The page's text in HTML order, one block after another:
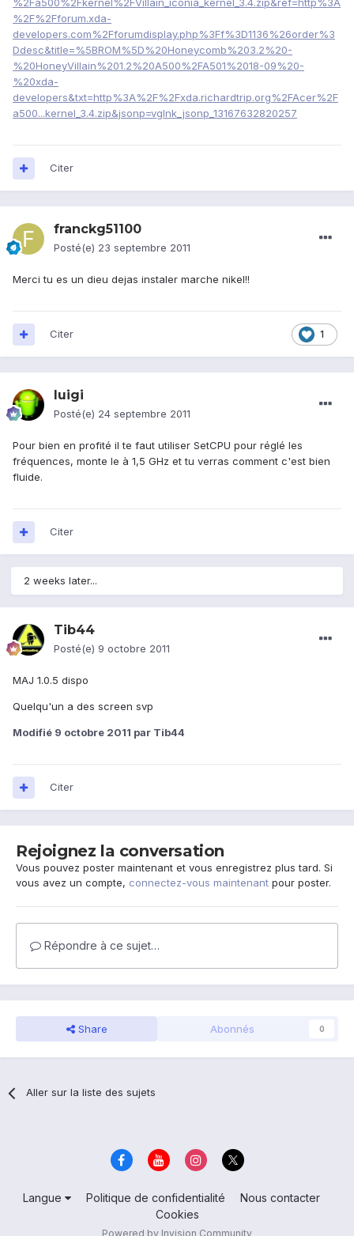
%2Fa500%2Fkernel%2FVillain_iconia_kernel_3.4.zip&ref=http%3A
%2F%2Fforum.xda-
developers.com%2Fforumdisplay.php%3Ff%3D1136%26order%3
Ddesc&title=%5BROM%5D%20Honeycomb%203.2%20-
%20HoneyVillain%201.2%20A500%2FA501%2018-09%20-
%20xda-
developers&txt=http%3A%2F%2Fxda.richardtrip.org%2FAcer%2F
a500...kernel_3.4.zip&jsonp=vglnk_jsonp_13167632820257
Citer
franckg51100
Posté(e) 23 septembre 2011
Merci tu es un dieu dejas instaler marche nikel!!
1
Citer
luigi
Posté(e) 24 septembre 2011
Pour bien en profité il te faut utiliser SetCPU pour réglé les
fréquences, monte le à 1,5 GHz et tu verras comment c'est bien
fluide.
Citer
2 weeks later...
Tib44
Posté(e) 9 octobre 2011
MAJ 1.0.5 dispo
Quelqu'un a des screen svp
Modifié 9 octobre 2011 par Tib44
Citer
Rejoignez la conversation
Vous pouvez poster maintenant et vous enregistrez plus tard. Si
vous avez un compte, connectez-vous maintenant pour poster.
Répondre à ce sujet…
Share Abonnés 0
Aller sur la liste des sujets
Langue Politique de confidentialité
Nous contacter
Cookies
Powered by Invision Community